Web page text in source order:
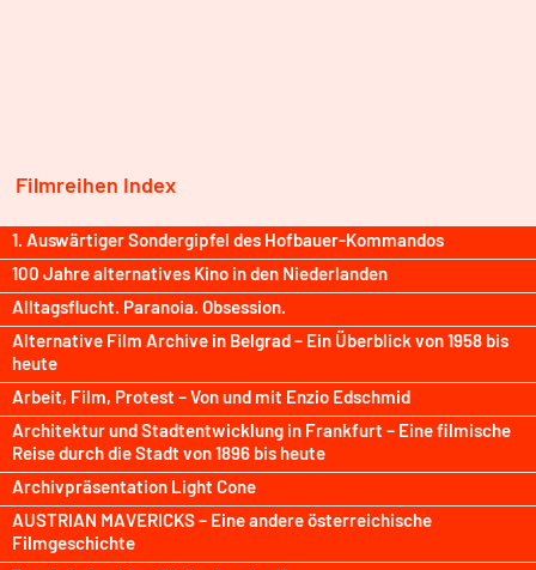
Filmreihen Index
1. Auswärtiger Sondergipfel des Hofbauer-Kommandos
100 Jahre alternatives Kino in den Niederlanden
Alltagsflucht. Paranoia. Obsession.
Alternative Film Archive in Belgrad – Ein Überblick von 1958 bis
heute
Arbeit, Film, Protest – Von und mit Enzio Edschmid
Architektur und Stadtentwicklung in Frankfurt – Eine filmische
Reise durch die Stadt von 1896 bis heute
Archivpräsentation Light Cone
AUSTRIAN MAVERICKS – Eine andere österreichische
Filmgeschichte